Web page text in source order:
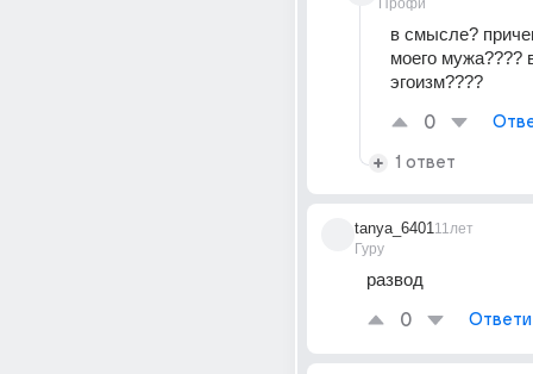
Профи
в смысле?
моего мужа????
эгоизм????
0
1 ответ
tanya_6401
Гуру
11лет
развод
0